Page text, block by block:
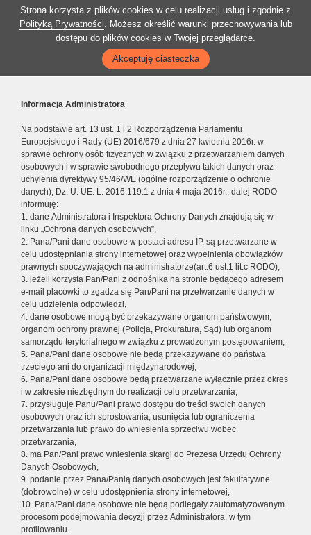
Strona korzysta z plików cookies w celu realizacji usług i zgodnie z
Polityką Prywatności. Możesz określić warunki przechowywania lub
dostępu do plików cookies w Twojej przeglądarce.
Akceptuję ciasteczka
Informacja Administratora
Na podstawie art. 13 ust. 1 i 2 Rozporządzenia Parlamentu
Europejskiego i Rady (UE) 2016/679 z dnia 27 kwietnia 2016r. w
sprawie ochrony osób fizycznych w związku z przetwarzaniem danych
osobowych i w sprawie swobodnego przepływu takich danych oraz
uchylenia dyrektywy 95/46/WE (ogólne rozporządzenie o ochronie
danych), Dz. U. UE. L. 2016.119.1 z dnia 4 maja 2016r., dalej RODO
informuję:
1. dane Administratora i Inspektora Ochrony Danych znajdują się w
linku „Ochrona danych osobowych”,
2. Pana/Pani dane osobowe w postaci adresu IP, są przetwarzane w
celu udostępniania strony internetowej oraz wypełnienia obowiązków
prawnych spoczywających na administratorze(art.6 ust.1 lit.c RODO),
3. jeżeli korzysta Pan/Pani z odnośnika na stronie będącego adresem
e-mail placówki to zgadza się Pan/Pani na przetwarzanie danych w
celu udzielenia odpowiedzi,
4. dane osobowe mogą być przekazywane organom państwowym,
organom ochrony prawnej (Policja, Prokuratura, Sąd) lub organom
samorządu terytorialnego w związku z prowadzonym postępowaniem,
5. Pana/Pani dane osobowe nie będą przekazywane do państwa
trzeciego ani do organizacji międzynarodowej,
6. Pana/Pani dane osobowe będą przetwarzane wyłącznie przez okres
i w zakresie niezbędnym do realizacji celu przetwarzania,
7. przysługuje Panu/Pani prawo dostępu do treści swoich danych
osobowych oraz ich sprostowania, usunięcia lub ograniczenia
przetwarzania lub prawo do wniesienia sprzeciwu wobec
przetwarzania,
8. ma Pan/Pani prawo wniesienia skargi do Prezesa Urzędu Ochrony
Danych Osobowych,
9. podanie przez Pana/Panią danych osobowych jest fakultatywne
(dobrowolne) w celu udostępnienia strony internetowej,
10. Pana/Pani dane osobowe nie będą podlegały zautomatyzowanym
procesom podejmowania decyzji przez Administratora, w tym
profilowaniu.